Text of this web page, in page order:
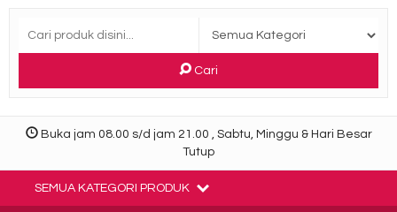
Cari
Buka jam 08.00 s/d jam 21.00 , Sabtu, Minggu & Hari Besar
Tutup
SEMUA KATEGORI PRODUK